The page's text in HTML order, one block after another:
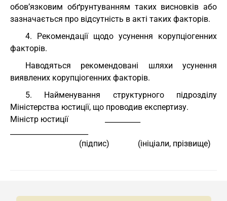
обов’язковим обґрунтуванням таких висновків або
зазначається про відсутність в акті таких факторів.
4. Рекомендації щодо усунення корупціогенних
факторів.
Наводяться рекомендовані шляхи усунення
виявлених корупціогенних факторів.
5. Найменування структурного підрозділу
Міністерства юстиції, що проводив експертизу.
Міністр юстиції                  __________
                                  (підпис)              (ініціали, прізвище)